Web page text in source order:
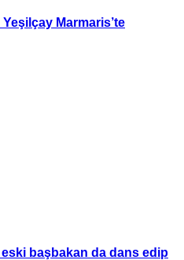
Marmaris’te
başbakan da dans edip